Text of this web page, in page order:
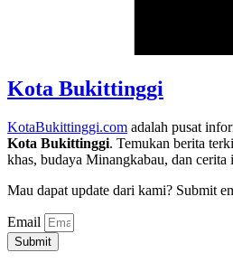
Kota Bukittinggi
KotaBukittinggi.com adalah pusat
Kota Bukittinggi. Temukan berita
khas, budaya Minangkabau, dan
Mau dapat update dari kami? Submit
Email
Submit